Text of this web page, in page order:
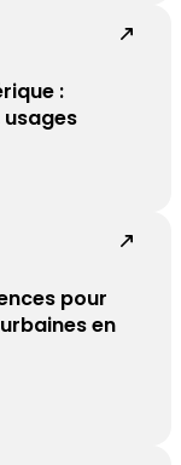
:
pour
en